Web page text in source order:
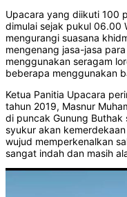
Upacara yang diikuti 100
dimulai sejak pukul 06.00
mengurangi suasana
mengenang jasa-jasa
menggunakan seragam
beberapa menggunakan
Ketua Panitia Upacara
tahun 2019, Masnur
di puncak Gunung Buthak
syukur akan
wujud memperkenalkan
sangat indah dan masih